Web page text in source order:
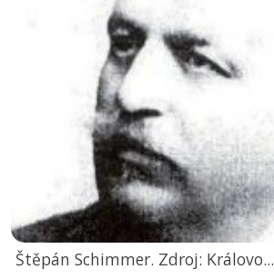
Štěpán Schimmer. Zdroj: Královo...